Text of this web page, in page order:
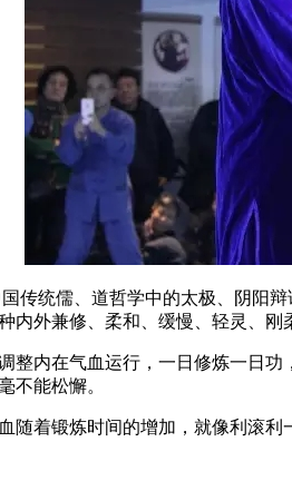
统儒、道哲学中的太极、阴阳辩
外兼修、柔和、缓慢、轻灵、刚
内在气血运行，一日修炼一日功
不能松懈。
着锻炼时间的增加，就像利滚利